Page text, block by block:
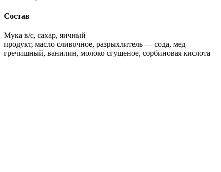
Состав
Мука в/с, сахар, яичный
продукт, масло сливочное, разрыхлитель — сода, мед
гречишный, ванилин, молоко сгущеное, сорбиновая кислота